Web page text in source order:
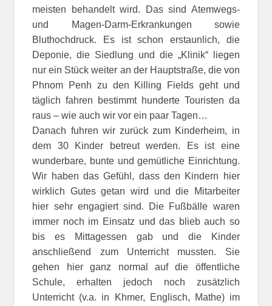
meisten behandelt wird. Das sind Atemwegs-
und Magen-Darm-Erkrankungen sowie
Bluthochdruck. Es ist schon erstaunlich, die
Deponie, die Siedlung und die „Klinik“ liegen
nur ein Stück weiter an der Hauptstraße, die von
Phnom Penh zu den Killing Fields geht und
täglich fahren bestimmt hunderte Touristen da
raus – wie auch wir vor ein paar Tagen…
Danach fuhren wir zurück zum Kinderheim, in
dem 30 Kinder betreut werden. Es ist eine
wunderbare, bunte und gemütliche Einrichtung.
Wir haben das Gefühl, dass den Kindern hier
wirklich Gutes getan wird und die Mitarbeiter
hier sehr engagiert sind. Die Fußbälle waren
immer noch im Einsatz und das blieb auch so
bis es Mittagessen gab und die Kinder
anschließend zum Unterricht mussten. Sie
gehen hier ganz normal auf die öffentliche
Schule, erhalten jedoch noch zusätzlich
Unterricht (v.a. in Khmer, Englisch, Mathe) im